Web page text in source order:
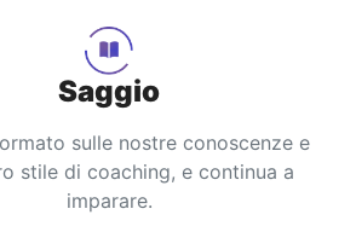
Saggio
sulle nostre conoscenze e
stile di coaching, e continua a
imparare.